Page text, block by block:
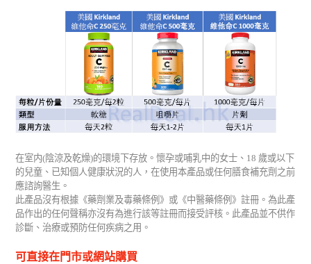
在室内(陰涼及乾燥)的環境下存放。懷孕或哺乳中的女士、 18 歲或以下
的兒童、已知個人健康狀況的人，在使用本產品或任何膳食補充劑之前
應諮詢醫生。
此產品沒有根據《藥劑業及毒藥條例》或《中醫藥條例》註冊。為此產
品作出的任何聲稱亦沒有為進行該等註冊而接受評核。此產品並不供作
診斷、治療或預防任何疾病之用。
可直接在門市或網站購買